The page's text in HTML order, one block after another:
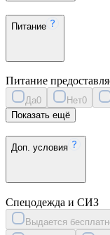
Питание
Питание
Да0 Нет0
Показать ещё
Доп. условия
Спецодежда и СИЗ
Выдается